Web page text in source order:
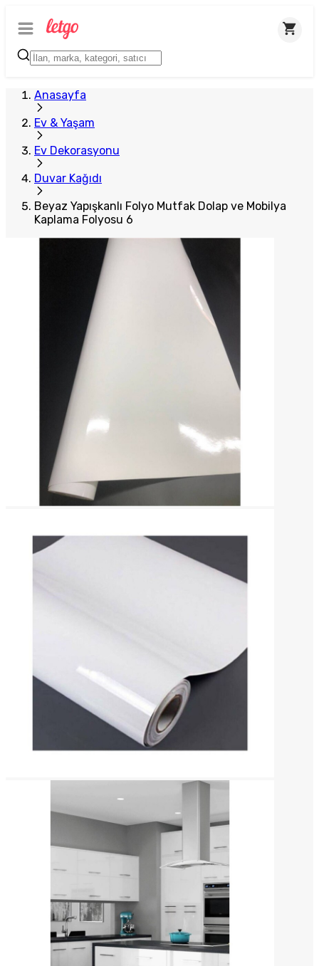
Anasayfa
Ev & Yaşam
Ev Dekorasyonu
Duvar Kağıdı
Beyaz Yapışkanlı Folyo Mutfak Dolap ve Mobilya
Kaplama Folyosu 6
Plus Satıcı